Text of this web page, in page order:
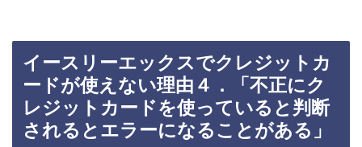
イースリーエックスでクレジットカ
ードが使えない理由４．「不正にク
レジットカードを使っていると判断
されるとエラーになることがある」